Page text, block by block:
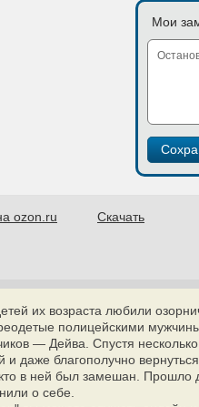
Мои
ozon.ru Скачать
их возраста любили
полицейскими
— Дейва. Спустя
даже благополучно
в ней был замешан. Прошло
о себе.